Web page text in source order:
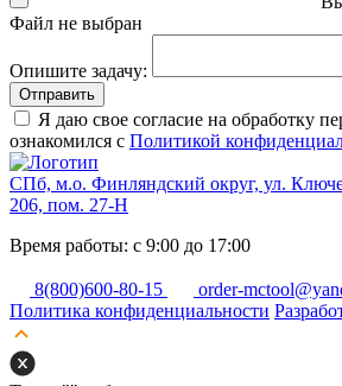
Файл не выбран
Опишите задачу:
Отправить
Я даю свое согласие на обработку
ознакомился с Политикой
СПб, м.о. Финляндский округ, ул.
206, пом. 27-Н
Время работы: с 9:00 до 17:00
8(800)600-80-15
order-
Политика конфиденциальности